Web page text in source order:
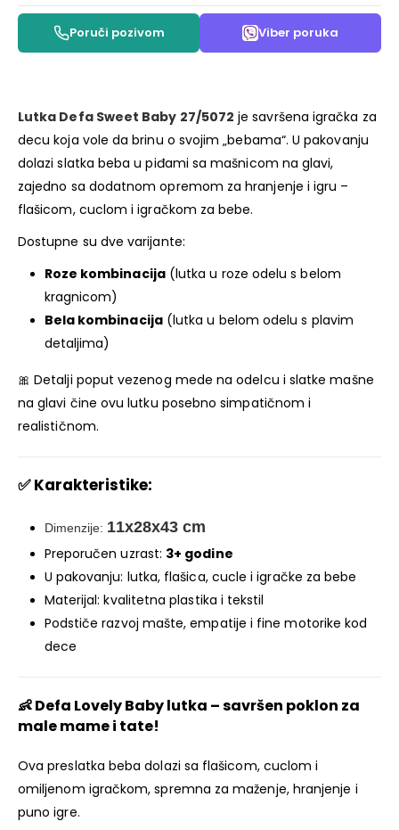
Poruči pozivom Viber poruka
Lutka Defa Sweet Baby 27/5072 je savršena igračka za
decu koja vole da brinu o svojim „bebama“. U pakovanju
dolazi slatka beba u piđami sa mašnicom na glavi,
zajedno sa dodatnom opremom za hranjenje i igru –
flašicom, cuclom i igračkom za bebe.
Dostupne su dve varijante:
Roze kombinacija(lutka u roze odelu s belom
kragnicom)
Bela kombinacija(lutka u belom odelu s plavim
detaljima)
🎀 Detalji poput vezenog mede na odelcu i slatke mašne
na glavi čine ovu lutku posebno simpatičnom i
realističnom.
✅Karakteristike:
Dimenzije: 11x28x43 cm
Preporučen uzrast: 3+ godine
U pakovanju: lutka, flašica, cucle i igračke za bebe
Materijal: kvalitetna plastika i tekstil
Podstiče razvoj mašte, empatije i fine motorike kod
dece
👶Defa Lovely Baby lutka – savršen poklon za
male mame i tate!
Ova preslatka beba dolazi sa flašicom, cuclom i
omiljenom igračkom, spremna za maženje, hranjenje i
puno igre.